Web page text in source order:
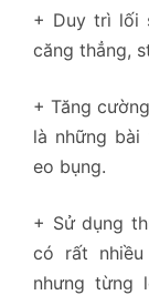
+ Duy trì lối
căng thẳng,
+ Tăng
là những
eo bụng.
+ Sử dụng
có rất
nhưng từng